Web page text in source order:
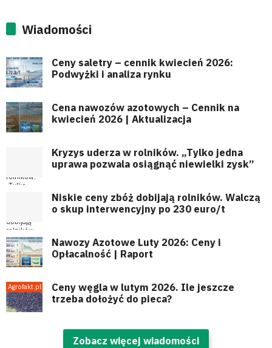
Wiadomości
Ceny saletry – cennik kwiecień 2026:
Podwyżki i analiza rynku
Cena nawozów azotowych – Cennik na
kwiecień 2026 | Aktualizacja
Kryzys uderza w rolników. „Tylko jedna
uprawa pozwala osiągnąć niewielki zysk”
Niskie ceny zbóż dobijają rolników. Walczą
o skup interwencyjny po 230 euro/t
Nawozy Azotowe Luty 2026: Ceny i
Opłacalność | Raport
Ceny węgla w lutym 2026. Ile jeszcze
trzeba dołożyć do pieca?
Zobacz więcej wiadomości